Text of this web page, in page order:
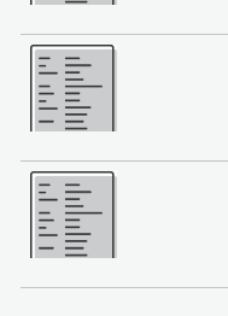
Enemmän
Enemmän